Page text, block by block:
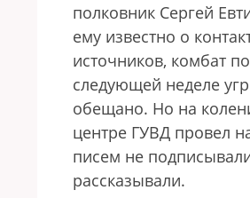
полковник Сергей
ему известно о
источников, комбат
следующей неделе
обещано. Но на
центре ГУВД провел
писем не
рассказывали.